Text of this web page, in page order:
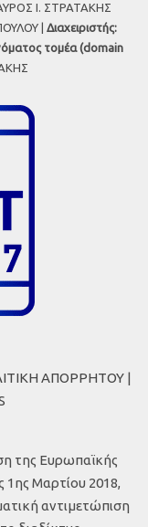
Ι. ΣΤΡΑΤΑΚΗΣ
| Διαχειριστής:
τομέα (domain
ΑΠΟΡΡΗΤΟΥ |
της Ευρωπαϊκής
1ης Μαρτίου 2018,
αντιμετώπιση